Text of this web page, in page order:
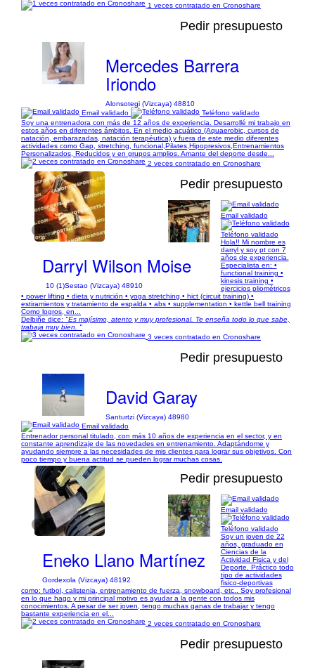
1 veces contratado en Cronoshare
Pedir presupuesto
Mercedes Barrera
Iriondo
Alonsotegi (Vizcaya) 48810
Email validado
Teléfono validado
Soy una entrenadora con más de 12 años de experiencia. Desarrollé mi trabajo en
estos años en diferentes ámbitos. En el medio acuático (Aquaerobic, cursos de
natación, embarazadas, natación terapéutica) y fuera de este medio diferentes
actividades como Gap, stretching, funcional,Pilates,Hipopresivos,Entrenamientos
Personalizados, Reducidos y en grupos amplios. Amante del deporte desde...
2 veces contratado en Cronoshare
1/3
Pedir presupuesto
Darryl Wilson Moise
10 (1)Sestao (Vizcaya) 48910
Email validado
Teléfono validado
Hola!! Mi nombre es
darryl y soy pt con 7
años de experiencia.
Especialista en: •
functional training •
kinesis training •
ejercicios pliométricos
• power lifting • dieta y nutrición • yoga stretching • hict (circuit training) •
estiramientos y tratamiento de espalda • abs • supplementation • kettle bell training
Como logros, en...
Delbiñe dice: "Es majísimo, atento y muy profesional. Te enseña todo lo que sabe,
trabaja muy bien. "
3 veces contratado en Cronoshare
Pedir presupuesto
David Garay
Santurtzi (Vizcaya) 48980
Email validado
Entrenador personal titulado, con más 10 años de experiencia en el sector, y en
constante aprendizaje de las novedades en entrenamiento. Adaptándome y
ayudando siempre a las necesidades de mis clientes para lograr sus objetivos. Con
poco tiempo y buena actitud se pueden lograr muchas cosas.
1/5
Pedir presupuesto
Eneko Llano Martínez
Gordexola (Vizcaya) 48192
Email validado
Teléfono validado
Soy un joven de 22
años, graduado en
Ciencias de la
Actividad Fisica y del
Deporte. Práctico todo
tipo de actividades
fisico-deportivas
como: futbol, calistenia, entrenamiento de fuerza, snowboard, etc.. Soy profesional
en lo que hago y mi principal motivo es ayudar a la gente con todos mis
conocimientos. A pesar de ser joven, tengo muchas ganas de trabajar y tengo
bastante experiencia en el...
2 veces contratado en Cronoshare
Pedir presupuesto